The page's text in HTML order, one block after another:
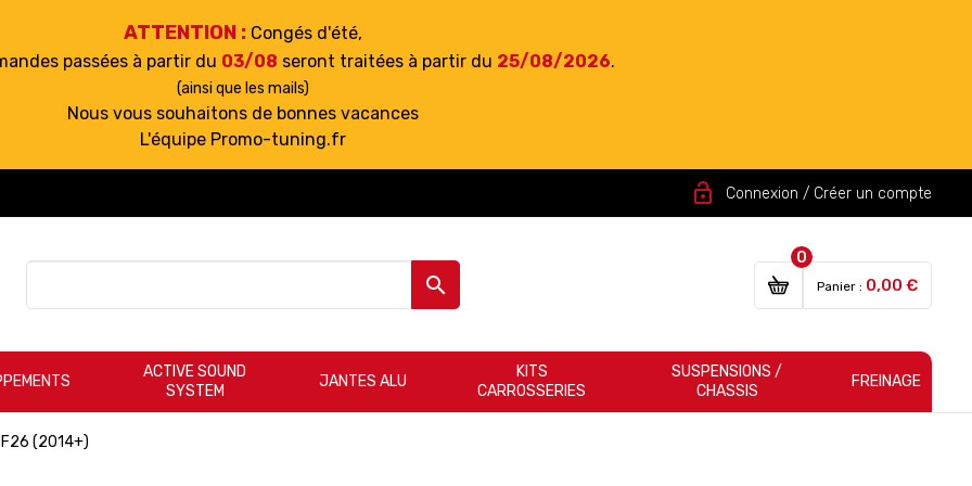
ATTENTION : Congés d'été,
passées à partir du 03/08 seront traitées à partir du 25/08/2026.
(ainsi que les mails)
Nous vous souhaitons de bonnes vacances
L'équipe Promo-tuning.fr
lock_open Connexion / Créer un compte

0
Panier : 0,00 €
ACTIVE SOUND
SYSTEM
JANTES ALU
KITS
CARROSSERIES
SUSPENSIONS /
CHASSIS
FREINAGE
(2014+)